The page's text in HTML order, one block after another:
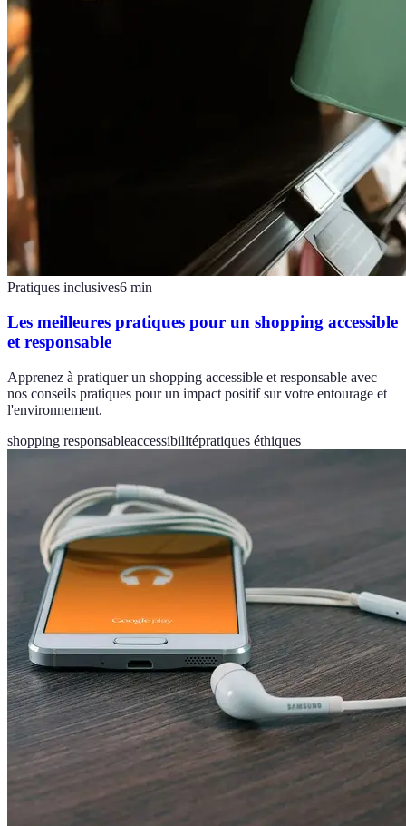
Pratiques inclusives6 min
Les meilleures pratiques pour un shopping accessible
et responsable
Apprenez à pratiquer un shopping accessible et responsable avec
nos conseils pratiques pour un impact positif sur votre entourage et
l'environnement.
shopping responsableaccessibilitépratiques éthiques